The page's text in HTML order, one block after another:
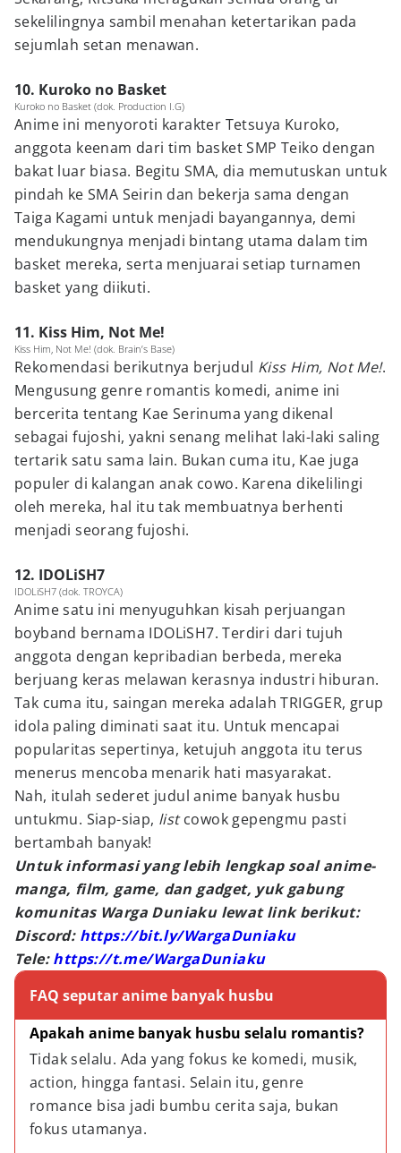
sekelilingnya sambil menahan ketertarikan pada
sejumlah setan menawan.
10. Kuroko no Basket
Kuroko no Basket (dok. Production I.G)
Anime ini menyoroti karakter Tetsuya Kuroko,
anggota keenam dari tim basket SMP Teiko dengan
bakat luar biasa. Begitu SMA, dia memutuskan untuk
pindah ke SMA Seirin dan bekerja sama dengan
Taiga Kagami untuk menjadi bayangannya, demi
mendukungnya menjadi bintang utama dalam tim
basket mereka, serta menjuarai setiap turnamen
basket yang diikuti.
11. Kiss Him, Not Me!
Kiss Him, Not Me! (dok. Brain’s Base)
Rekomendasi berikutnya berjudul Kiss Him, Not Me!.
Mengusung genre romantis komedi, anime ini
bercerita tentang Kae Serinuma yang dikenal
sebagai fujoshi, yakni senang melihat laki-laki saling
tertarik satu sama lain. Bukan cuma itu, Kae juga
populer di kalangan anak cowo. Karena dikelilingi
oleh mereka, hal itu tak membuatnya berhenti
menjadi seorang fujoshi.
12. IDOLiSH7
IDOLiSH7 (dok. TROYCA)
Anime satu ini menyuguhkan kisah perjuangan
boyband bernama IDOLiSH7. Terdiri dari tujuh
anggota dengan kepribadian berbeda, mereka
berjuang keras melawan kerasnya industri hiburan.
Tak cuma itu, saingan mereka adalah TRIGGER, grup
idola paling diminati saat itu. Untuk mencapai
popularitas sepertinya, ketujuh anggota itu terus
menerus mencoba menarik hati masyarakat.
Nah, itulah sederet judul anime banyak husbu
untukmu. Siap-siap, listcowok gepengmu pasti
bertambah banyak!
Untuk informasi yang lebih lengkap soal anime-
manga, film, game, dan gadget, yuk gabung
komunitas Warga Duniaku lewat link berikut:
Discord: https://bit.ly/WargaDuniaku
Tele:https://t.me/WargaDuniaku
FAQ seputar anime banyak husbu
Apakah anime banyak husbu selalu romantis?
Tidak selalu. Ada yang fokus ke komedi, musik,
action, hingga fantasi. Selain itu, genre
romance bisa jadi bumbu cerita saja, bukan
fokus utamanya.